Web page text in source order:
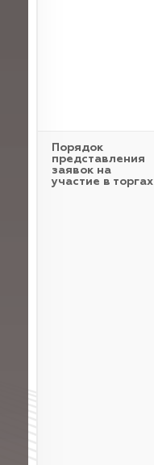
Порядок
представления
заявок на
участие в торгах